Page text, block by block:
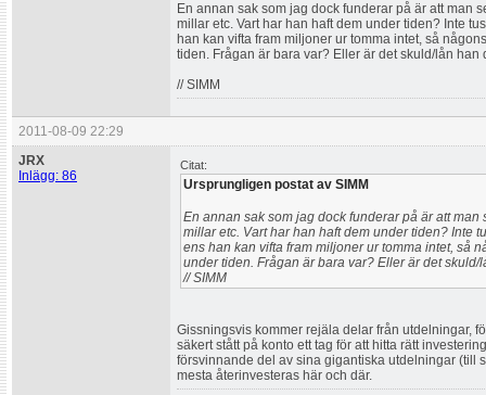
En annan sak som jag dock funderar på är att man
millar etc. Vart har han haft dem under tiden? Inte
han kan vifta fram miljoner ur tomma intet, så
tiden. Frågan är bara var? Eller är det skuld/lån han
// SIMM
2011-08-09 22:29
JRX
Inlägg: 86
Citat:
Ursprungligen postat av SIMM
En annan sak som jag dock funderar på är att
millar etc. Vart har han haft dem under tiden? Inte
ens han kan vifta fram miljoner ur tomma intet, så
under tiden. Frågan är bara var? Eller är det skuld/
// SIMM
Gissningsvis kommer rejäla delar från utdelningar,
säkert stått på konto ett tag för att hitta rätt
försvinnande del av sina gigantiska utdelningar (till
mesta återinvesteras här och där.